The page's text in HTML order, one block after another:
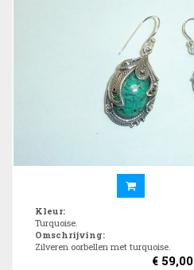
Kleur:
Turquoise.
Omschrijving:
Zilveren oorbellen met turquoise.
€ 59,00